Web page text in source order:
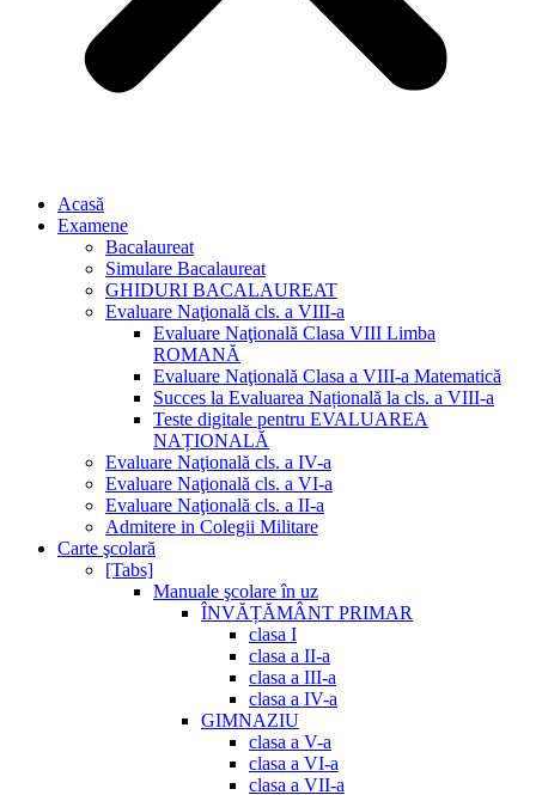
Acasă
Examene
Bacalaureat
Simulare Bacalaureat
GHIDURI BACALAUREAT
Evaluare Naţională cls. a VIII-a
Evaluare Naţională Clasa VIII Limba
ROMANĂ
Evaluare Naţională Clasa a VIII-a Matematică
Succes la Evaluarea Națională la cls. a VIII-a
Teste digitale pentru EVALUAREA
NAȚIONALĂ
Evaluare Naţională cls. a IV-a
Evaluare Naţională cls. a VI-a
Evaluare Naţională cls. a II-a
Admitere in Colegii Militare
Carte şcolară
[Tabs]
Manuale şcolare în uz
ÎNVĂȚĂMÂNT PRIMAR
clasa I
clasa a II-a
clasa a III-a
clasa a IV-a
GIMNAZIU
clasa a V-a
clasa a VI-a
clasa a VII-a